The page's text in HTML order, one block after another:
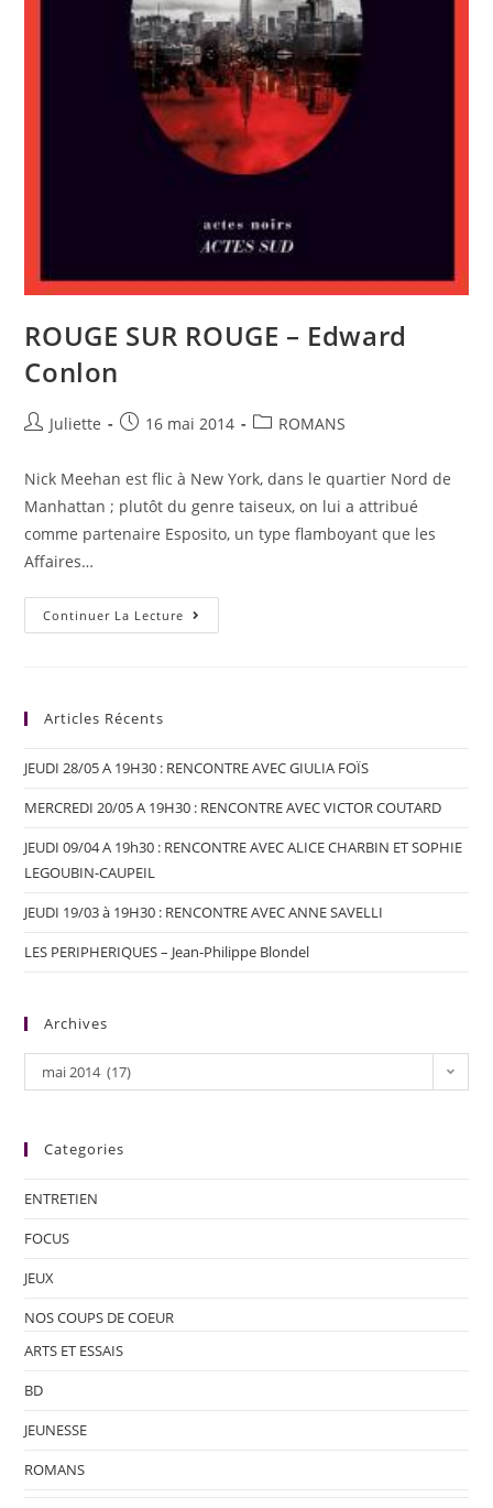
ROUGE SUR ROUGE – Edward
Conlon
Juliette 16 mai 2014 ROMANS
Nick Meehan est flic à New York, dans le quartier Nord de
Manhattan ; plutôt du genre taiseux, on lui a attribué
comme partenaire Esposito, un type flamboyant que les
Affaires…
Continuer La Lecture
Articles Récents
JEUDI 28/05 A 19H30 : RENCONTRE AVEC GIULIA FOÏS
MERCREDI 20/05 A 19H30 : RENCONTRE AVEC VICTOR COUTARD
JEUDI 09/04 A 19h30 : RENCONTRE AVEC ALICE CHARBIN ET SOPHIE
LEGOUBIN-CAUPEIL
JEUDI 19/03 à 19H30 : RENCONTRE AVEC ANNE SAVELLI
LES PERIPHERIQUES – Jean-Philippe Blondel
Archives
mai 2014 (17)
Categories
ENTRETIEN
FOCUS
JEUX
NOS COUPS DE COEUR
ARTS ET ESSAIS
BD
JEUNESSE
ROMANS